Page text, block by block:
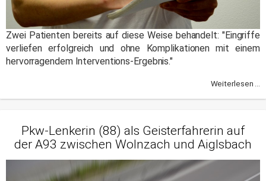
Zwei Patienten bereits auf diese Weise behandelt: "Eingriffe
verliefen erfolgreich und ohne Komplikationen mit einem
hervorragendem Interventions-Ergebnis."
Weiterlesen ...
Pkw-Lenkerin (88) als Geisterfahrerin auf
der A93 zwischen Wolnzach und Aiglsbach